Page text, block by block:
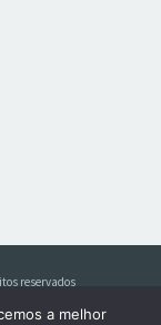
reservados
a melhor